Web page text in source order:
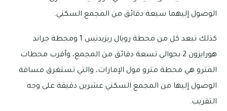
الوصول إليهما سبعة دقائق من المجمع السكني.
كذلك تبعد كل من محطة رويال ريزيدنس 1 ومحطة جراند
هورايزون 2 بحوالي تسعة دقائق من المجمع، وأقرب محطات
المترو هي محطة مترو مول الإمارات، والتي تستغرق مسافة
الوصول إليها من المجمع السكني عشرين دقيقة على وجه
التقريب.